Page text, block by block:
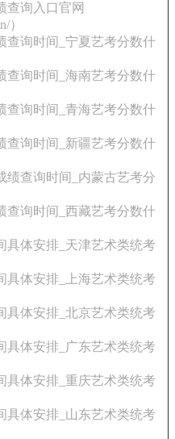
查询入口官网
）
查询时间_宁夏艺考分数什
查询时间_海南艺考分数什
查询时间_青海艺考分数什
查询时间_新疆艺考分数什
绩查询时间_内蒙古艺考分
查询时间_西藏艺考分数什
具体安排_天津艺术类统考
具体安排_上海艺术类统考
具体安排_北京艺术类统考
具体安排_广东艺术类统考
具体安排_重庆艺术类统考
具体安排_山东艺术类统考